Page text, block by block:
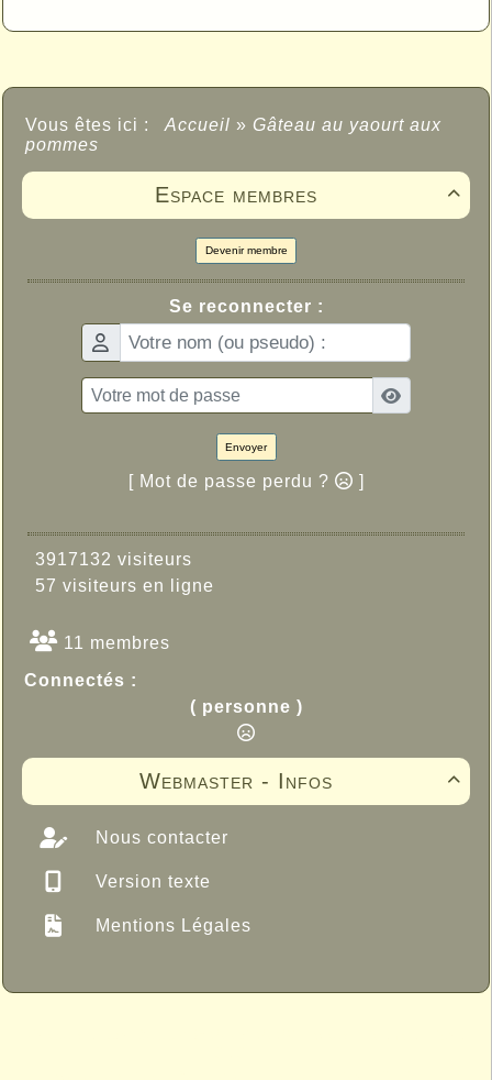
Vous êtes ici : Accueil » Gâteau au yaourt aux
pommes

Espace membres
Devenir membre
Se reconnecter :
Envoyer
[ Mot de passe perdu ? ]
3917132 visiteurs
57 visiteurs en ligne
11 membres
Connectés :
( personne )

Webmaster - Infos
Nous contacter
Version texte
Mentions Légales